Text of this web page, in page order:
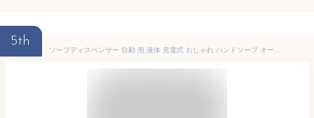
5th
ソープディスペンサー 自動 泡 液体 充電式 おしゃれ ハンドソープ オート ディスペンサー センサー かわいい USB タイプ 食器 洗剤 キッチン 消毒 手洗い ジェル ボトル スプレー リキッド 洗面所 玄関